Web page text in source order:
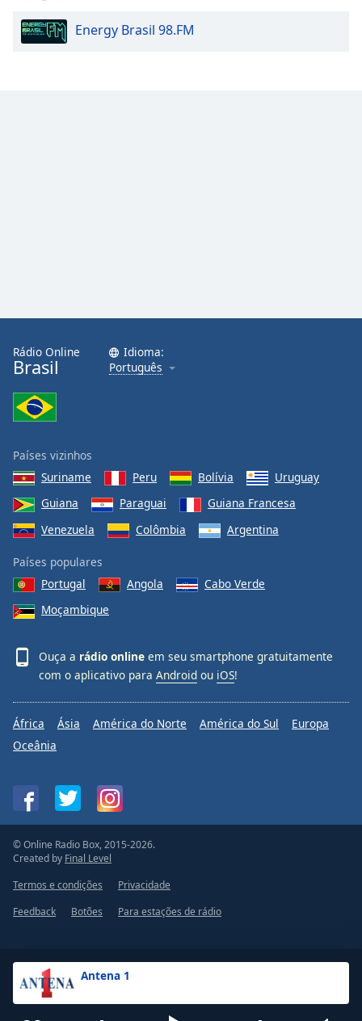
Antena 1
Energy Brasil 98.FM
Rádio Online
Brasil
Idioma:
Português
Países vizinhos
Suriname
Peru Bolívia
Uruguay
Guiana
Paraguai
Guiana Francesa
Venezuela
Colômbia Argentina
Países populares
Portugal
Angola
Cabo Verde
Moçambique
Ouça a rádio online em seu smartphone gratuitamente
com o aplicativo para Android ou iOS!
África Ásia América do Norte América do Sul
Europa
Oceânia
© Online Radio Box, 2015-2026.
Created by Final Level
Termos e condições
Privacidade
Feedback
Botões Para estações de rádio